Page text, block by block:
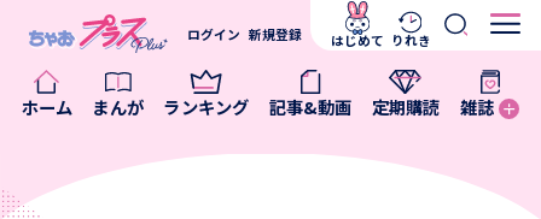
ホーム まんが ランキング 記事&動画 定期購読 雑誌
ログイン 新規登録 はじめて りれき